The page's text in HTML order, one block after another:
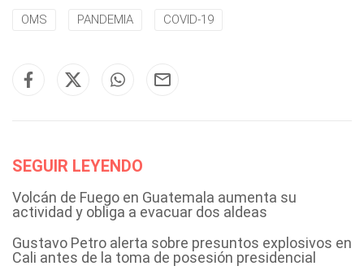
OMS PANDEMIA COVID-19
SEGUIR LEYENDO
Volcán de Fuego en Guatemala aumenta su
actividad y obliga a evacuar dos aldeas
Gustavo Petro alerta sobre presuntos explosivos en
Cali antes de la toma de posesión presidencial